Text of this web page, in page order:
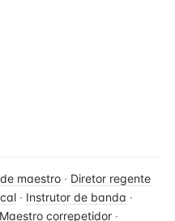
maestro · Diretor regente
· Instrutor de banda ·
Maestro correpetidor ·